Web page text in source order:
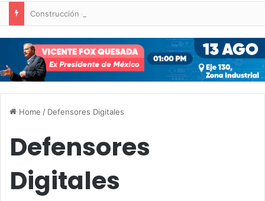
Home / Defensores Digitales
Defensores
Digitales